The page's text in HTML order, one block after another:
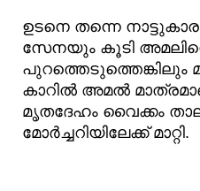
ഉടനെ തന്നെ
സേനയും കൂടി
പുറത്തെടുത്തെങ്കിലും
കാറിൽ അമൽ
മൃതദേഹം വൈക്കം
മോർച്ചറിയിലേക്ക് മാറ്റി.